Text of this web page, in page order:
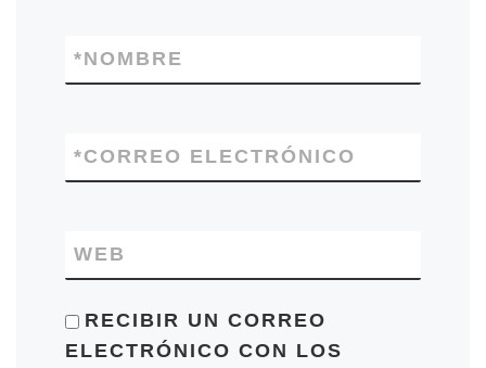
NOMBRE
*
CORREO ELECTRÓNICO
*
WEB
RECIBIR UN CORREO
ELECTRÓNICO CON LOS